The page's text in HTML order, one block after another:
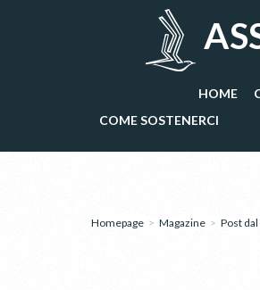
HOME
COME SOSTENERCI
Homepage > Magazine > Post